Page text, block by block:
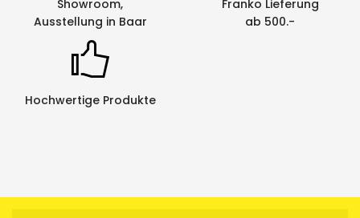
Kratzfestigkeit: sehr gut
UV-Beständigkeit: sehr gut
Chemische Beständigkeit: sehr gut
Showroom,
Ausstellung in Baar
Franko Lieferung
ab 500.-
Hochwertige Produkte